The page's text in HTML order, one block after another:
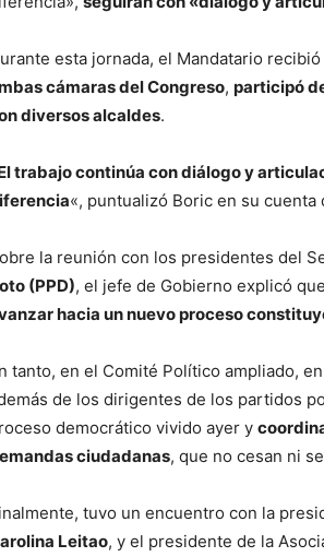
esta jornada, el Mandatario
cámaras del Congreso, participó
diversos alcaldes.
trabajo continúa con diálogo y
«, puntualizó Boric en su cuenta
la reunión con los presidentes del
(PPD), el jefe de Gobierno explicó
hacia un nuevo proceso
tanto, en el Comité Político ampliado,
de los dirigentes de los partidos
democrático vivido ayer y
ciudadanas, que no cesan ni
tuvo un encuentro con la
Leitao, y el presidente de la